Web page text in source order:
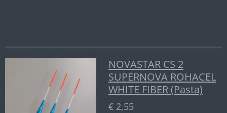
NOVASTAR CS 2
SUPERNOVA ROHACEL
WHITE FIBER (Pasta)
€ 2,55